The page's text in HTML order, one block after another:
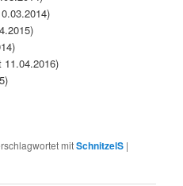
11.04.2016)
mitSchnitzelS |